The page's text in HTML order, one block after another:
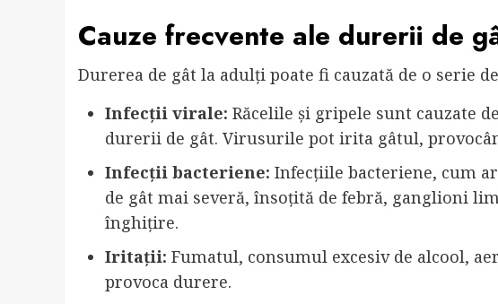
Cauze frecvente ale durerii de
Durerea de gât la adulți poate fi cauzată de o serie
Infecții virale: Răcelile și gripele sunt cauzate
durerii de gât. Virusurile pot irita gâtul,
Infecții bacteriene: Infecțiile bacteriene, cum
de gât mai severă, însoțită de febră, ganglioni
înghițire.
Iritații: Fumatul, consumul excesiv de alcool,
provoca durere.